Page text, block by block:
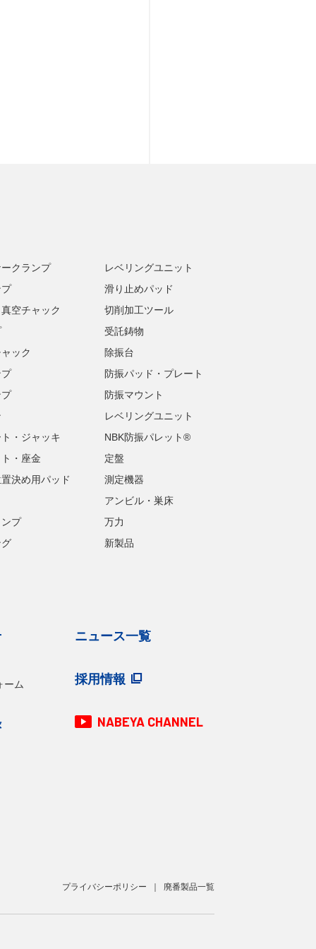
クランプ
空チャック
ック
・ジャッキ
・座金
決め用パッド
プ
レベリングユニット
滑り止めパッド
切削加工ツール
受託鋳物
除振台
防振パッド・プレート
防振マウント
レベリングユニット
NBK防振パレット®
定盤
測定機器
アンビル・巣床
万力
新製品
ーム
ニュース一覧
採用情報
NABEYA CHANNEL
プライバシーポリシー 廃番製品一覧